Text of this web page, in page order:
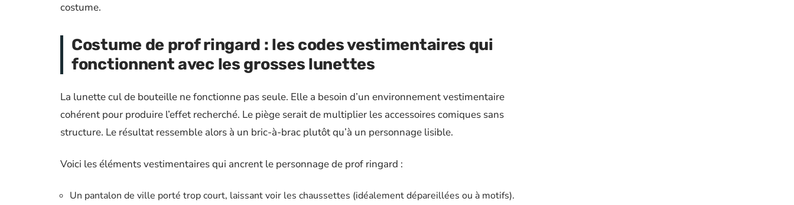
costume.
Costume de prof ringard : les codes vestimentaires qui
fonctionnent avec les grosses lunettes
La lunette cul de bouteille ne fonctionne pas seule. Elle a besoin d’un environnement vestimentaire
cohérent pour produire l’effet recherché. Le piège serait de multiplier les accessoires comiques sans
structure. Le résultat ressemble alors à un bric-à-brac plutôt qu’à un personnage lisible.
Voici les éléments vestimentaires qui ancrent le personnage de prof ringard :
Un pantalon de ville porté trop court, laissant voir les chaussettes (idéalement dépareillées ou à motifs).